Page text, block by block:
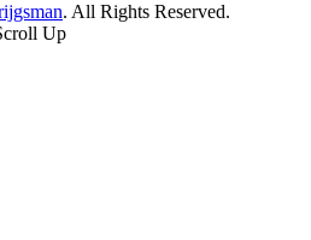
. All Rights Reserved.
Up